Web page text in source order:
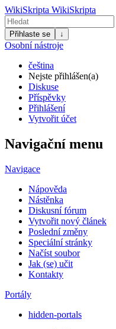
WikiSkripta WikiSkripta
Přihlaste se ↓
Osobní nástroje
čeština
Nejste přihlášen(a)
Diskuse
Příspěvky
Přihlášení
Vytvořit účet
Navigační menu
Navigace
Nápověda
Nástěnka
Diskusní fórum
Vytvořit nový článek
Poslední změny
Speciální stránky
Načíst soubor
Jak (se) učit
Kontakty
Portály
hidden-portals